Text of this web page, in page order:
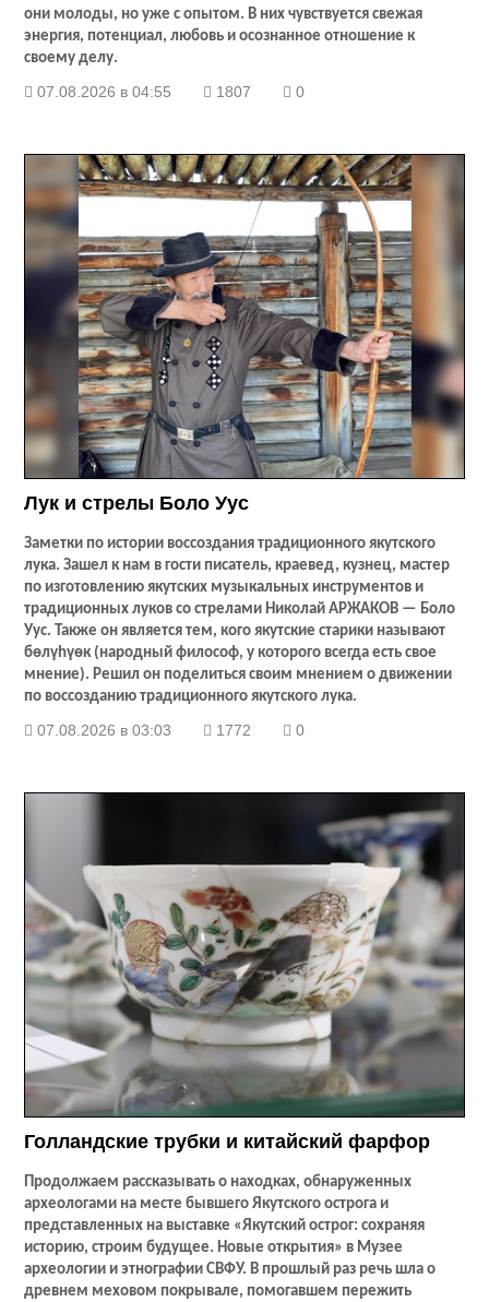
они молоды, но уже с опытом. В них чувствуется свежая
энергия, потенциал, любовь и осознанное отношение к
своему делу.
07.08.2026 в 04:55 1807 0
Лук и стрелы Боло Уус
Заметки по истории воссоздания традиционного якутского
лука. Зашел к нам в гости писатель, краевед, кузнец, мастер
по изготовлению якутских музыкальных инструментов и
традиционных луков со стрелами Николай АРЖАКОВ — Боло
Уус. Также он является тем, кого якутские старики называют
бөлүhүөк (народный философ, у которого всегда есть свое
мнение). Решил он поделиться своим мнением о движении
по воссозданию традиционного якутского лука.
07.08.2026 в 03:03 1772 0
Голландские трубки и китайский фарфор
Продолжаем рассказывать о находках, обнаруженных
археологами на месте бывшего Якутского острога и
представленных на выставке «Якутский острог: сохраняя
историю, строим будущее. Новые открытия» в Музее
археологии и этнографии СВФУ. В прошлый раз речь шла о
древнем меховом покрывале, помогавшем пережить